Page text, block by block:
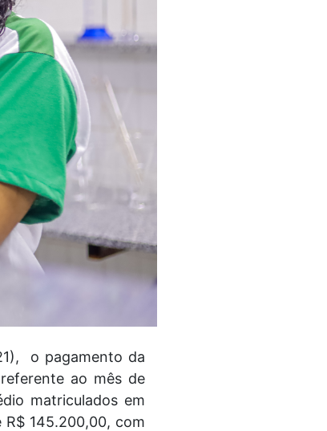
o pagamento da
ao mês de
matriculados em
145.200,00, com